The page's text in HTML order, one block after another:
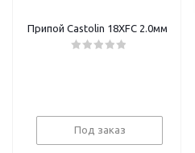
Припой Castolin 18XFC 2.0мм
Под заказ